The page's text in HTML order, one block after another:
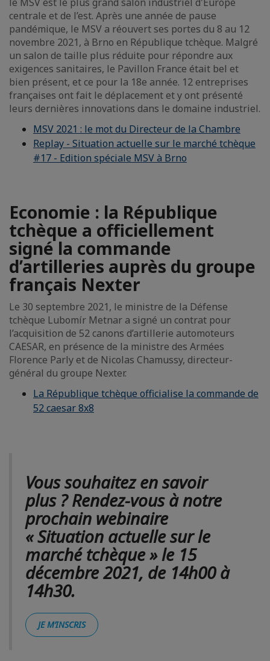
centrale et de l’est. Après une année de pause
pandémique, le MSV a réouvert ses portes du 8 au 12
novembre 2021, à Brno en République tchèque. Malgré
un salon de taille plus réduite pour répondre aux
exigences sanitaires, le Pavillon France était bel et
bien présent, et ce pour la 18e année. 12 entreprises
françaises ont fait le déplacement et y ont présenté
leurs dernières innovations dans le domaine industriel.
MSV 2021 : le mot du Directeur de la Chambre
Replay - Situation actuelle sur le marché tchèque
#17 - Edition spéciale MSV à Brno
Economie : la République
tchèque a officiellement
signé la commande
d’artilleries auprès du groupe
français Nexter
Le 30 septembre 2021, le ministre de la Défense
tchèque Lubomír Metnar a signé un contrat pour
l’acquisition de 52 canons d’artillerie automoteurs
CAESAR, en présence de la ministre des Armées
Florence Parly et de Nicolas Chamussy, directeur-
général du groupe Nexter.
La République tchèque officialise la commande de
52 caesar 8x8
Vous souhaitez en savoir
plus ? Rendez-vous à notre
prochain webinaire
« Situation actuelle sur le
marché tchèque » le 15
décembre 2021, de 14h00 à
14h30.
JE M’INSCRIS